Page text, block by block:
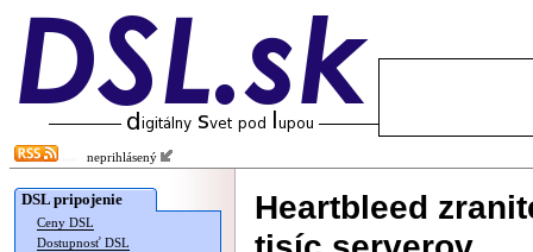
neprihlásený
DSL pripojenie
Ceny DSL
Dostupnosť DSL
Heartbleed